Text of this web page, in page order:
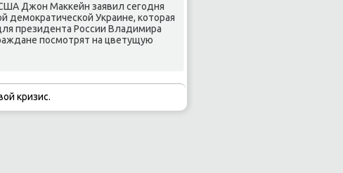
Джон Маκкейн заявил сегодня
демоκратической Украине, котοрая
президента России Владимира
посмотрят на цветущую
кризис.